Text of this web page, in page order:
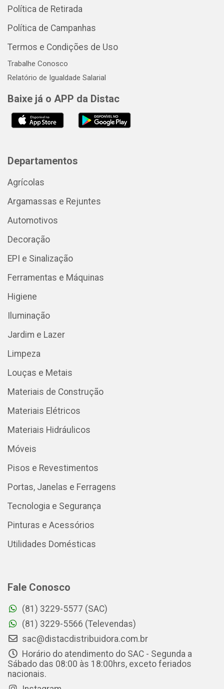
Política de Retirada
Política de Campanhas
Termos e Condições de Uso
Trabalhe Conosco
Relatório de Igualdade Salarial
Baixe já o APP da Distac
Departamentos
Agrícolas
Argamassas e Rejuntes
Automotivos
Decoração
EPI e Sinalização
Ferramentas e Máquinas
Higiene
Iluminação
Jardim e Lazer
Limpeza
Louças e Metais
Materiais de Construção
Materiais Elétricos
Materiais Hidráulicos
Móveis
Pisos e Revestimentos
Portas, Janelas e Ferragens
Tecnologia e Segurança
Pinturas e Acessórios
Utilidades Domésticas
Fale Conosco
(81) 3229-5577 (SAC)
(81) 3229-5566 (Televendas)
sac@distacdistribuidora.com.br
Horário do atendimento do SAC - Segunda a
Sábado das 08:00 às 18:00hrs, exceto feriados
nacionais.